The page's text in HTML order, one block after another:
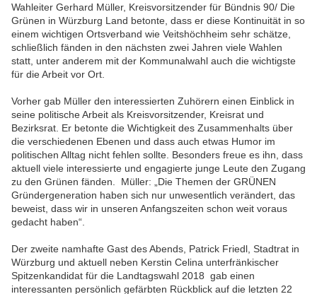
Wahleiter Gerhard Müller, Kreisvorsitzender für Bündnis 90/ Die
Grünen in Würzburg Land betonte, dass er diese Kontinuität in so
einem wichtigen Ortsverband wie Veitshöchheim sehr schätze,
schließlich fänden in den nächsten zwei Jahren viele Wahlen
statt, unter anderem mit der Kommunalwahl auch die wichtigste
für die Arbeit vor Ort.
Vorher gab Müller den interessierten Zuhörern einen Einblick in
seine politische Arbeit als Kreisvorsitzender, Kreisrat und
Bezirksrat. Er betonte die Wichtigkeit des Zusammenhalts über
die verschiedenen Ebenen und dass auch etwas Humor im
politischen Alltag nicht fehlen sollte. Besonders freue es ihn, dass
aktuell viele interessierte und engagierte junge Leute den Zugang
zu den Grünen fänden. Müller: „Die Themen der GRÜNEN
Gründergeneration haben sich nur unwesentlich verändert, das
beweist, dass wir in unseren Anfangszeiten schon weit voraus
gedacht haben“.
Der zweite namhafte Gast des Abends, Patrick Friedl, Stadtrat in
Würzburg und aktuell neben Kerstin Celina unterfränkischer
Spitzenkandidat für die Landtagswahl 2018 gab einen
interessanten persönlich gefärbten Rückblick auf die letzten 22